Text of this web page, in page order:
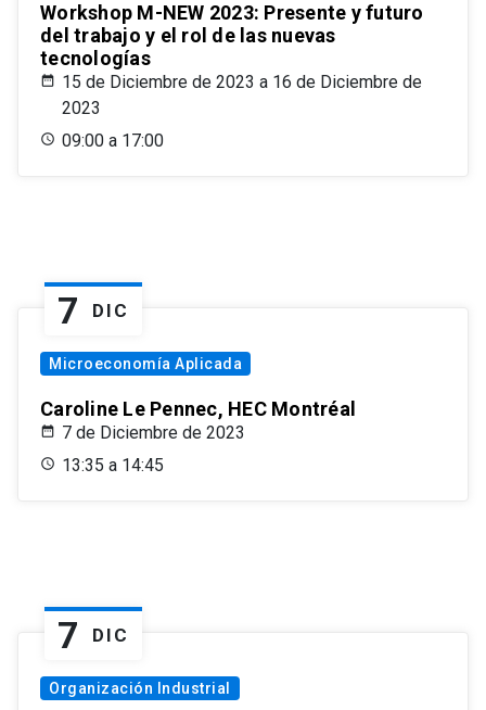
Workshop M-NEW 2023: Presente y futuro
del trabajo y el rol de las nuevas
tecnologías
15 de Diciembre de 2023 a 16 de Diciembre de
2023
09:00 a 17:00
7 DIC
Microeconomía Aplicada
Caroline Le Pennec, HEC Montréal
7 de Diciembre de 2023
13:35 a 14:45
7 DIC
Organización Industrial